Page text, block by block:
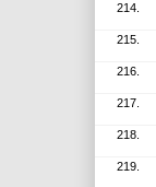
214.
215.
216.
217.
218.
219.